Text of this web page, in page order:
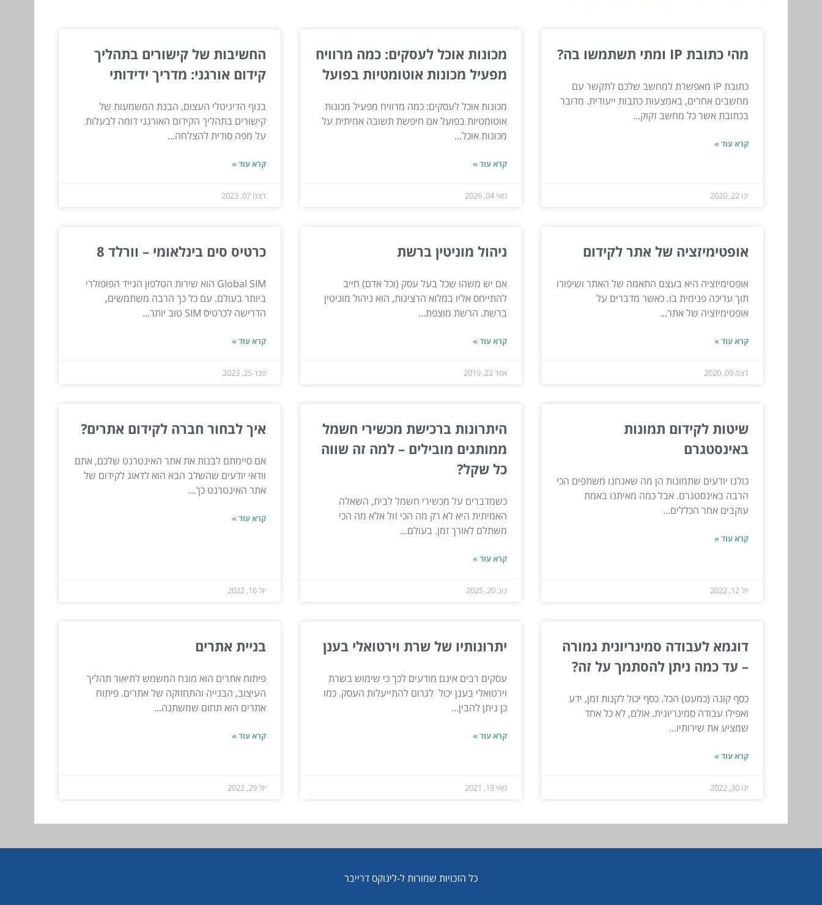
מהי כתובת IP ומתי תשתמשו בה?
כתובת IP מאפשרת למחשב שלכם לתקשר עם
מחשבים אחרים, באמצעות כתבות ייעודית. מדובר
בכתובת אשר כל מחשב זקוק...
קרא עוד »
ינו 22, 2020
מכונות אוכל לעסקים: כמה מרוויח
מפעיל מכונות אוטומטיות בפועל
מכונות אוכל לעסקים: כמה מרוויח מפעיל מכונות
אוטומטיות בפועל אם חיפשת תשובה אמיתית על
מכונות אוכל...
קרא עוד »
מאי 04, 2026
החשיבות של קישורים בתהליך
קידום אורגני: מדריך ידידותי
בנוף הדיגיטלי העצום, הבנת המשמעות של
קישורים בתהליך הקידום האורגני דומה לבעלות
על מפה סודית להצלחה...
קרא עוד »
דצמ 07, 2023
אופטימיזציה של אתר לקידום
אופטימיזציה היא בעצם התאמה של האתר ושיפורו
תוך עריכה פנימית בו. כאשר מדברים על
אופטימיזציה של אתר...
קרא עוד »
דצמ 09, 2020
ניהול מוניטין ברשת
אם יש משהו שכל בעל עסק (וכל אדם) חייב
להתייחס אליו במלוא הרצינות, הוא ניהול מוניטין
ברשת. הרשת מוצפת...
קרא עוד »
אפר 22, 2019
כרטיס סים בינלאומי – וורלד 8
Global SIM הוא שירות הטלפון הנייד הפופולרי
ביותר בעולם. עם כל כך הרבה משתמשים,
הדרישה לכרטיס SIM טוב יותר...
קרא עוד »
פבר 25, 2023
שיטות לקידום תמונות
באינסטגרם
כולנו יודעים שתמונות הן מה שאנחנו משתפים הכי
הרבה באינסטגרם. אבל כמה מאיתנו באמת
עוקבים אחר הכללים...
קרא עוד »
יול 12, 2022
היתרונות ברכישת מכשירי חשמל
ממותגים מובילים – למה זה שווה
כל שקל?
כשמדברים על מכשירי חשמל לבית, השאלה
האמיתית היא לא רק מה הכי זול אלא מה הכי
משתלם לאורך זמן. בעולם...
קרא עוד »
נוב 20, 2025
איך לבחור חברה לקידום אתרים?
אם סיימתם לבנות את אתר האינטרנט שלכם, אתם
וודאי יודעים שהשלב הבא הוא לדאוג לקידום של
אתר האינטרנט כך...
קרא עוד »
יול 16, 2022
דוגמא לעבודה סמינריונית גמורה
– עד כמה ניתן להסתמך על זה?
כסף קונה (כמעט) הכל. כסף יכול לקנות זמן, ידע
ואפילו עבודה סמינריונית. אולם, לא כל אחד
שמציע את שירותיו...
קרא עוד »
ינו 30, 2022
יתרונותיו של שרת וירטואלי בענן
עסקים רבים אינם מודעים לכך כי שימוש בשרת
וירטואלי בענן יכול לגרום להתייעלות העסק. כמו
כן ניתן להבין...
קרא עוד »
מאי 19, 2021
בניית אתרים
פיתוח אתרים הוא מונח המשמש לתיאור תהליך
העיצוב, הבנייה והתחזוקה של אתרים. פיתוח
אתרים הוא תחום שמשתנה...
קרא עוד »
יול 29, 2022
כל הזכויות שמורות ל-לינוקס דרייבר